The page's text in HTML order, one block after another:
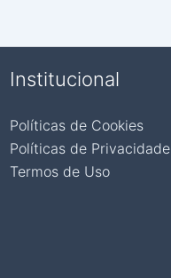
Institucional
Políticas de Cookies
Políticas de Privacidade
Termos de Uso